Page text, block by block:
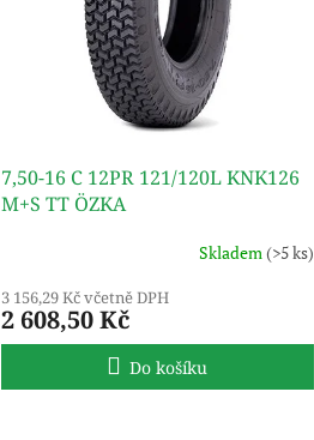
7,50-16 C 12PR 121/120L KNK126
M+S TT ÖZKA
Skladem(>5 ks)
3 156,29 Kč včetně DPH
2 608,50 Kč
Do košíku